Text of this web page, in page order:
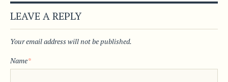
LEAVE A REPLY
Your email address will not be published.
Name*